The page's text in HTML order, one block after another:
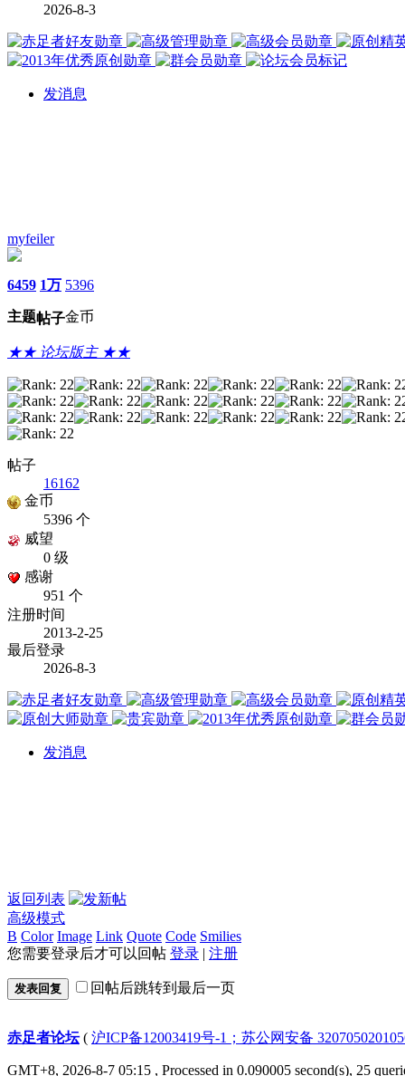
2026-8-3
发消息
myfeiler
6459
主题
1万
帖子
5396
金币
★★ 论坛版主 ★★
帖子
16162
金币
5396 个
威望
0 级
感谢
951 个
注册时间
2013-2-25
最后登录
2026-8-3
发消息
返回列表
高级模式
B Color Image Link Quote Code Smilies
您需要登录后才可以回帖 登录 | 注册
发表回复 回帖后跳转到最后一页
赤足者论坛( 沪ICP备12003419号-1；苏公网安备
GMT+8, 2026-8-7 05:15 , Processed in 0.090005 second(s), 25